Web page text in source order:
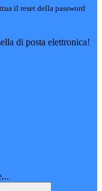
il reset della password
di posta elettronica!